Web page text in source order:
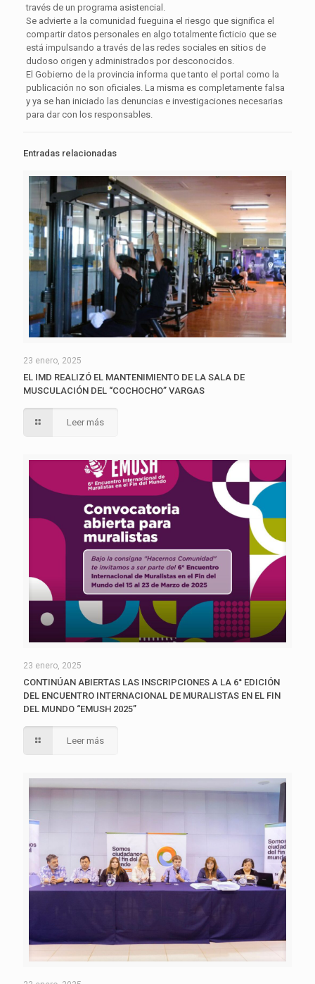
través de un programa asistencial.
Se advierte a la comunidad fueguina el riesgo que significa el
compartir datos personales en algo totalmente ficticio que se
está impulsando a través de las redes sociales en sitios de
dudoso origen y administrados por desconocidos.
El Gobierno de la provincia informa que tanto el portal como la
publicación no son oficiales. La misma es completamente falsa
y ya se han iniciado las denuncias e investigaciones necesarias
para dar con los responsables.
Entradas relacionadas
23 enero, 2025
EL IMD REALIZÓ EL MANTENIMIENTO DE LA SALA DE
MUSCULACIÓN DEL “COCHOCHO” VARGAS
Leer más
23 enero, 2025
CONTINÚAN ABIERTAS LAS INSCRIPCIONES A LA 6° EDICIÓN
DEL ENCUENTRO INTERNACIONAL DE MURALISTAS EN EL FIN
DEL MUNDO “EMUSH 2025”
Leer más